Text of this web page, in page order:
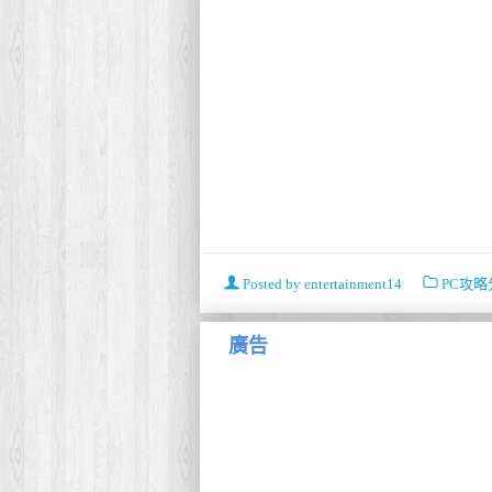
Posted by entertainment14 PC攻略
廣告